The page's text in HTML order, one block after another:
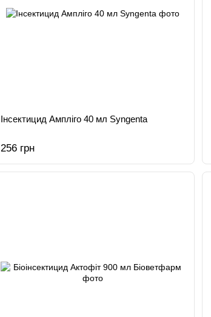
Інсектицид Ампліго 40 мл Syngenta
256 грн